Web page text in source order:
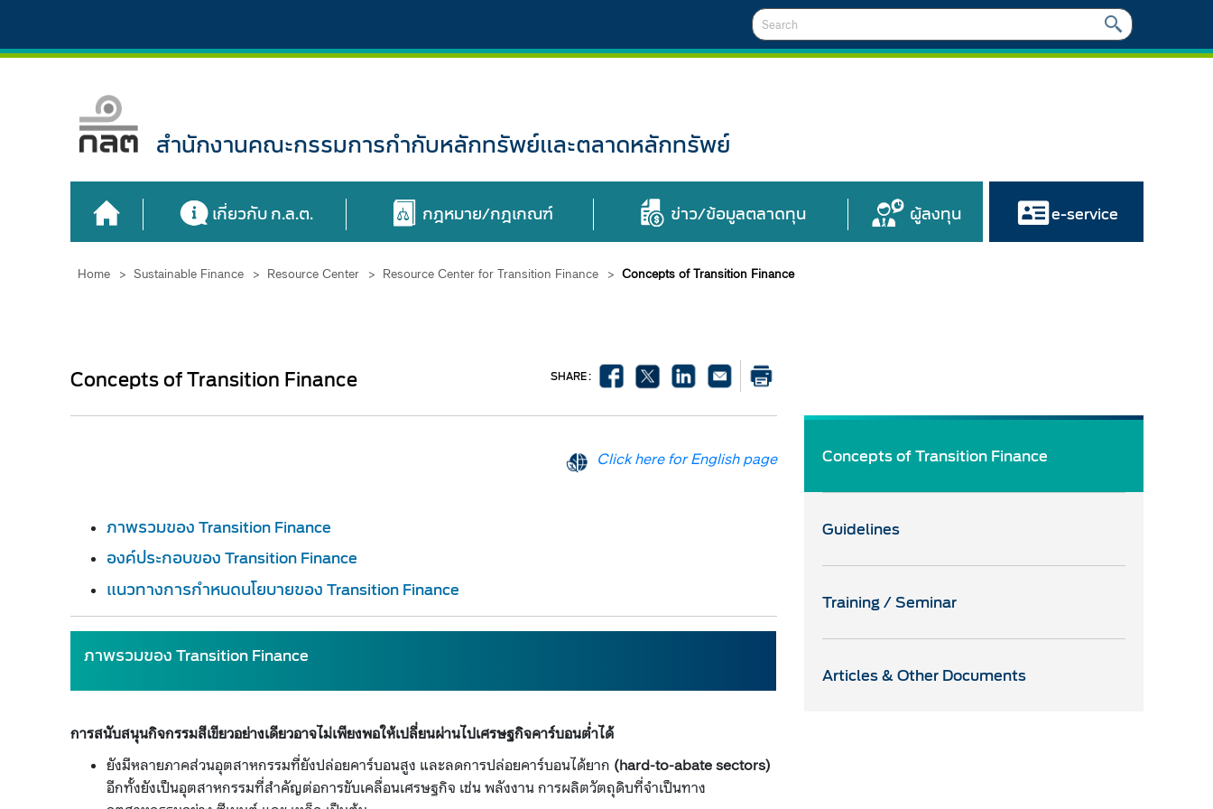
สำนักงานคณะกรรมการกำกับหลักทรัพย์และตลาดหลักทรัพย์
เกี่ยวกับ ก.ล.ต. กฎหมาย/กฎเกณฑ์ ข่าว/ข้อมูลตลาดทุน ผู้ลงทุน e-service
Home > Sustainable Finance > Resource Center > Resource Center for Transition Finance > Concepts of Transition Finance
Concepts of Transition Finance SHARE :
Click here for English page
ภาพรวมของ Transition Finance
องค์ประกอบของ Transition Finance
แนวทางการกำหนดนโยบายของ Transition Finance​​​
ภาพรวมขอ​​ง Transition Finance​
การสนับสนุนกิจกรรมสีเขียวอย่างเดียวอาจไม่เพียงพอให้เปลี่ยนผ่านไปเศรษฐกิจคาร์บอนต่ำได้
ยังมีหลายภาคส่วนอุตสาหกรรมที่ยังปล่อยคาร์บอนสูง และลดการปล่อยคาร์บอนได้ยาก (hard-to-abate sectors)
อีกทั้งยังเป็นอุตสาหกรรมที่สำคัญต่อการขับเคลื่อนเศรษฐกิจ เช่น พลังงาน การผลิตวัตถุดิบที่จำเป็นทาง
Concepts of Transition Finance
Guidelines
Training / Seminar
Articles & Other Documents